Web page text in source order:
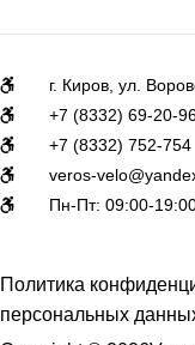
г. Киров, ул.
+7 (8332) 69-20-
+7 (8332) 752-754
veros-
Пн-Пт: 09:00-
Политика
персональных